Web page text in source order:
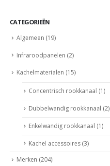
CATEGORIEËN
Algemeen (19)
Infraroodpanelen (2)
Kachelmaterialen (15)
Concentrisch rookkanaal (1)
Dubbelwandig rookkanaal (2)
Enkelwandig rookkanaal (1)
Kachel accessoires (3)
Merken (204)